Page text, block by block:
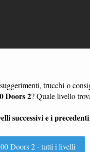
trucchi o
Doors 2? Quale livello
successivi e i precedenti:
Doors 2 - tutti i livelli